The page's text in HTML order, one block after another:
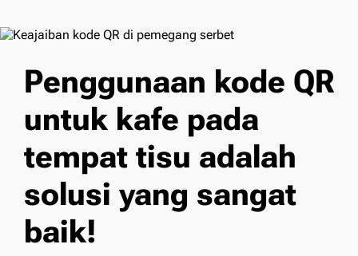
Penggunaan kode QR
untuk kafe pada
tempat tisu adalah
solusi yang sangat
baik!